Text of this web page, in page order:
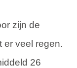
zijn de
er veel regen.
26